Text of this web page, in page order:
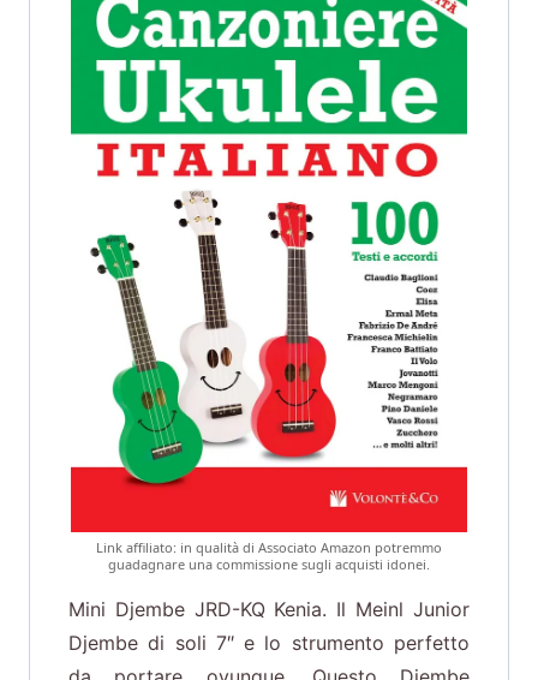
Link affiliato: in qualità di Associato Amazon potremmo
guadagnare una commissione sugli acquisti idonei.
Mini Djembe JRD-KQ Kenia. Il Meinl Junior
Djembe di soli 7″ e lo strumento perfetto